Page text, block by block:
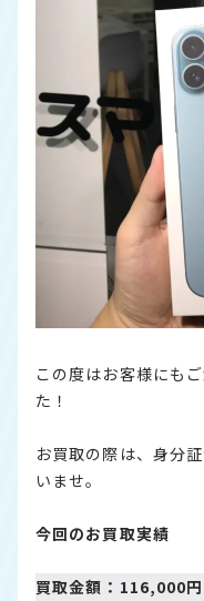
この度はお客様にも
た！
お買取の際は、身分
いませ。
今回のお買取実績
買取金額：116,000円